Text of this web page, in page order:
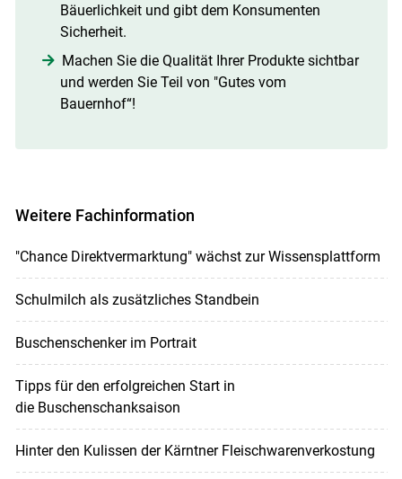
Bäuerlichkeit und gibt dem Konsumenten
Sicherheit.
Machen Sie die Qualität Ihrer Produkte sichtbar
und werden Sie Teil von "Gutes vom
Bauernhof“!
Weitere Fachinformation
"Chance Direktvermarktung" wächst zur Wissensplattform
Schulmilch als zusätzliches Standbein
Buschenschenker im Portrait
Tipps für den erfolgreichen Start in
die Buschenschanksaison
Hinter den Kulissen der Kärntner Fleischwarenverkostung